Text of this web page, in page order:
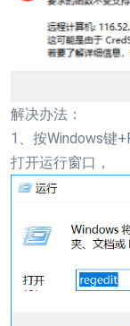
解决办法：
1、按Windows键
打开运行窗口，